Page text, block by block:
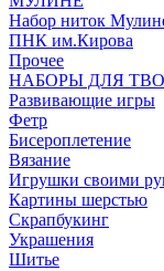
Набор ниток
ПНК им.Кирова
Прочее
НАБОРЫ ДЛЯ
Развивающие игры
Фетр
Бисероплетение
Вязание
Игрушки своими
Картины шерстью
Скрапбукинг
Украшения
Шитье